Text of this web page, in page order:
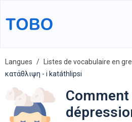
Langues Listes de vocabulaire en
κατάθλιψη - i katáthlipsi